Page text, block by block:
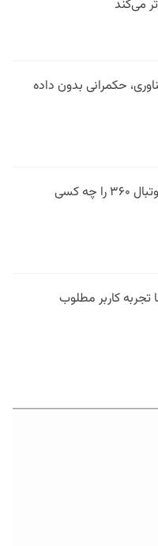
می‌کند
حکمرانی بدون داده
فیلتر در وقت اضافه؛ فوتبال ۳۶۰ را چه کسی
کاربر مطلوب